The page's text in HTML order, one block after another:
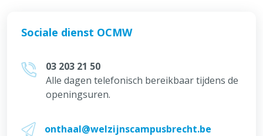
Meld iets
Sociale dienst OCMW
03 203 21 50
Alle dagen telefonisch bereikbaar tijdens de
openingsuren.
onthaal@welzijnscampusbrecht.be